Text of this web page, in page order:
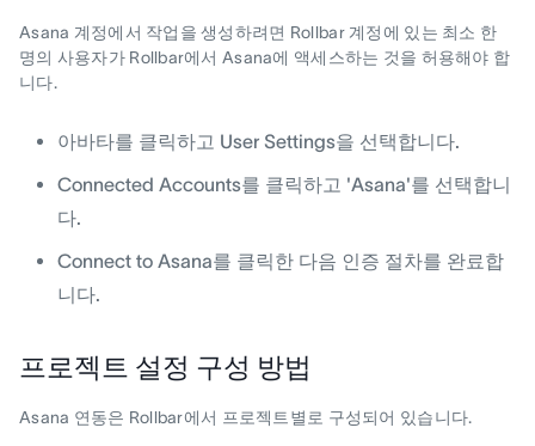
Asana 계정에서 작업을 생성하려면 Rollbar 계정에 있는 최소 한
명의 사용자가 Rollbar에서 Asana에 액세스하는 것을 허용해야 합
니다.
아바타를 클릭하고 User Settings을 선택합니다.
Connected Accounts를 클릭하고 'Asana'를 선택합니
다.
Connect to Asana를 클릭한 다음 인증 절차를 완료합
니다.
프로젝트 설정 구성 방법
Asana 연동은 Rollbar에서 프로젝트별로 구성되어 있습니다.